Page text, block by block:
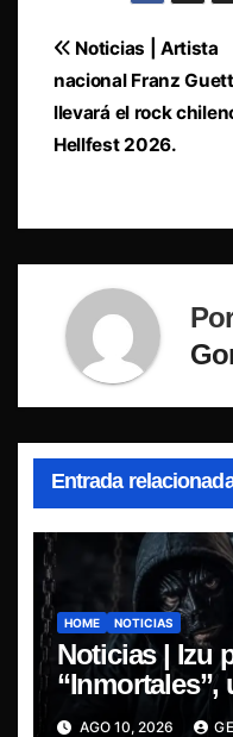
Navegación
de
entradas
Noticias | Artista
nacional Franz Guett
llevará el rock
Hellfest 2026.
Por
Entrada
HOME NOTICIAS
Noticias | Izu
“Inmortales”,
su esperado
AGO 10, 2026